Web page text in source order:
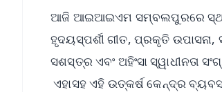
ଆଜି ଆଇଆଇଏମ ସମ୍ବଲପୁରରେ
ହୃଦୟସ୍ପର୍ଶୀ ଗୀତ, ପ୍ରକୃତି
ସଶସ୍ତ୍ର ଏବଂ ଅହିଂସା ସ୍ୱାଧୀନତା
ଏହାସହ ଏହି ଉତ୍କର୍ଷ କେନ୍ଦ୍ର